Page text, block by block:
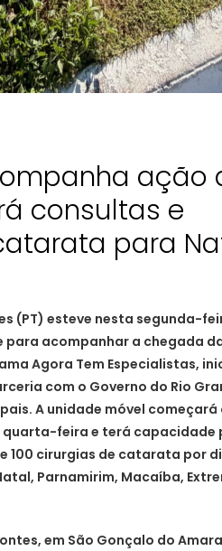
ação
consultas e
para
(PT) esteve nesta segunda-
para acompanhar a chegada
Agora Tem Especialistas,
com o Governo do Rio
A unidade móvel começará
feira e terá capacidade
100 cirurgias de catarata por
Parnamirim, Macaíba,
em São Gonçalo do